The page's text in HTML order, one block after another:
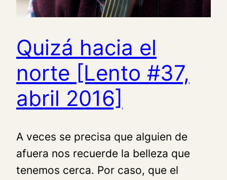
Quizá hacia el
norte [Lento #37,
abril 2016]
A veces se precisa que alguien de
afuera nos recuerde la belleza que
tenemos cerca. Por caso, que el